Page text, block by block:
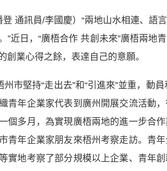
通訊員/李國慶）“兩地山水相連、語
”近日，“廣梧合作 共創未來”廣梧兩地
創業心得之餘，表達自己的意願。
堅持“走出去”和“引進來”並重，動員
青年企業家代表到廣州開展交流活動
個多月，為實現廣梧兩地的進一步合
青年企業家朋友來梧州考察走訪。青
實地考察了部分規模以上企業、青年